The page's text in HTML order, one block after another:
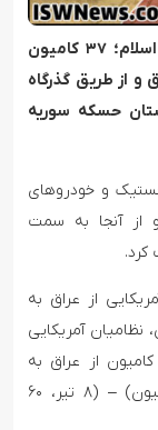
به گزارش پایگاه تحلیلی خبری تحولات جهان اسلام؛ ۳۷ کامیون
و از طریق گذرگاه
استان حسکه سوریه
و خودروهای
از آنجا به سمت
کرد.
از عراق به
نظامیان آمریکایی
در مجموع ۱۵۰ دستگاه کامیون از عراق به
سوریه ارسال کرده‌اند. (۵ تیر، ۳۰ دستگاه کامیون) – (۸ تیر، ۶۰